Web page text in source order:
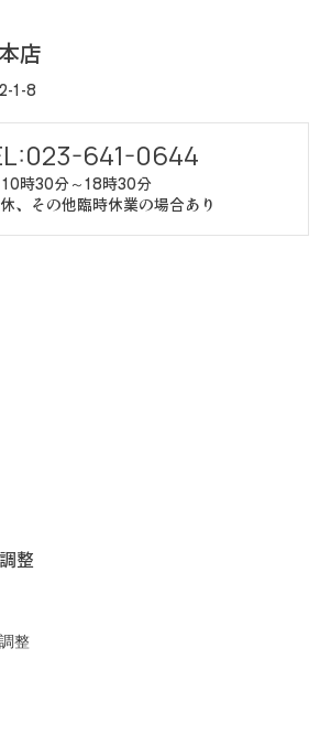
店
1-8
641-0644
10時30分～18時30分
、その他臨時休業の場合あり
整
整